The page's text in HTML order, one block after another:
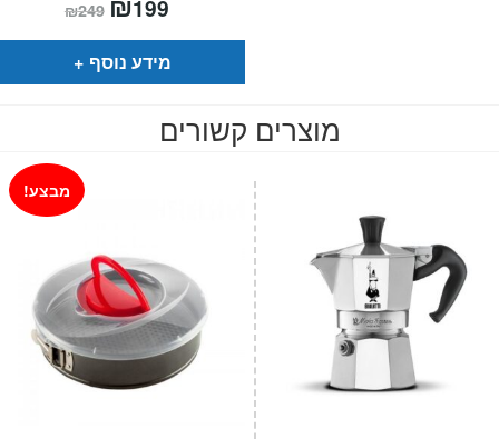
₪249 המקורי
היה:
₪249.
199
הוא:
מידע נוסף
מוצרים קשורים
מבצע!